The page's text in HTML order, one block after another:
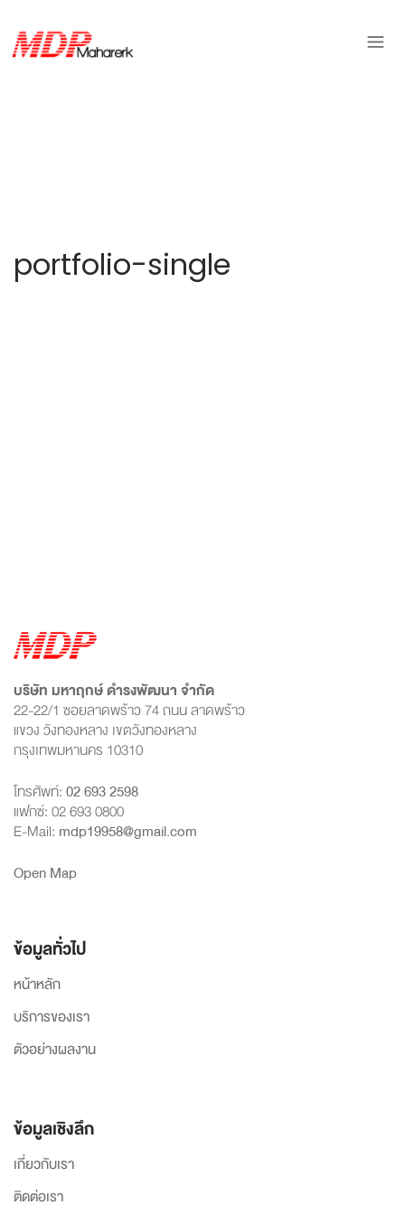
portfolio-single
บริษัท มหาฤกษ์ ดำรงพัฒนา จำกัด
22-22/1 ซอยลาดพร้าว 74 ถนน ลาดพร้าว
แขวง วังทองหลาง เขตวังทองหลาง
กรุงเทพมหานคร 10310
โทรศัพท์:02 693 2598
แฟกซ์: 02 693 0800
E-Mail: mdp19958@gmail.com
Open Map
ข้อมูลทั่วไป
หน้าหลัก
บริการของเรา
ตัวอย่างผลงาน
ข้อมูลเชิงลึก
เกี่ยวกับเรา
ติดต่อเรา